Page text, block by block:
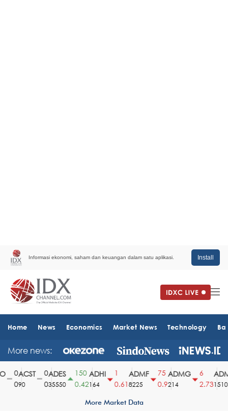
Informasi ekonomi, saham dan keuangan dalam satu aplikasi. Install
Home News Economics Market News Technology
More news:
ACST
90
ADES
35550
150
0.42
ADHI
164
0.61
ADMF
8225
75
0.9
ADMG
214
2.73
ADMR
1510
More Market Data